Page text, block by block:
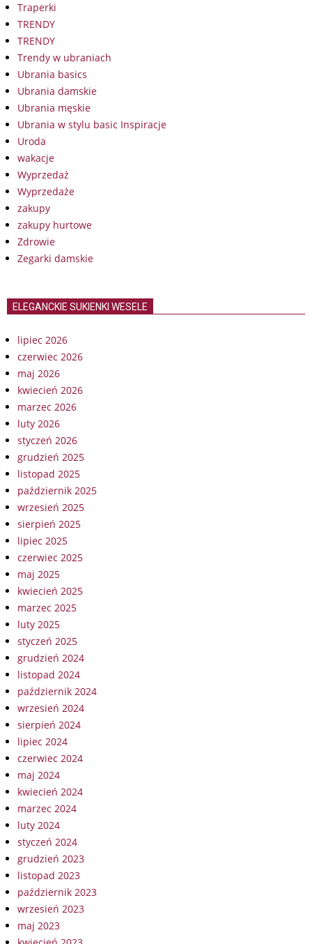
Traperki
TRENDY
TRENDY
Trendy w ubraniach
Ubrania basics
Ubrania damskie
Ubrania męskie
Ubrania w stylu basic Inspiracje
Uroda
wakacje
Wyprzedaż
Wyprzedaże
zakupy
zakupy hurtowe
Zdrowie
Zegarki damskie
ELEGANCKIE SUKIENKI WESELE
lipiec 2026
czerwiec 2026
maj 2026
kwiecień 2026
marzec 2026
luty 2026
styczeń 2026
grudzień 2025
listopad 2025
październik 2025
wrzesień 2025
sierpień 2025
lipiec 2025
czerwiec 2025
maj 2025
kwiecień 2025
marzec 2025
luty 2025
styczeń 2025
grudzień 2024
listopad 2024
październik 2024
wrzesień 2024
sierpień 2024
lipiec 2024
czerwiec 2024
maj 2024
kwiecień 2024
marzec 2024
luty 2024
styczeń 2024
grudzień 2023
listopad 2023
październik 2023
wrzesień 2023
maj 2023